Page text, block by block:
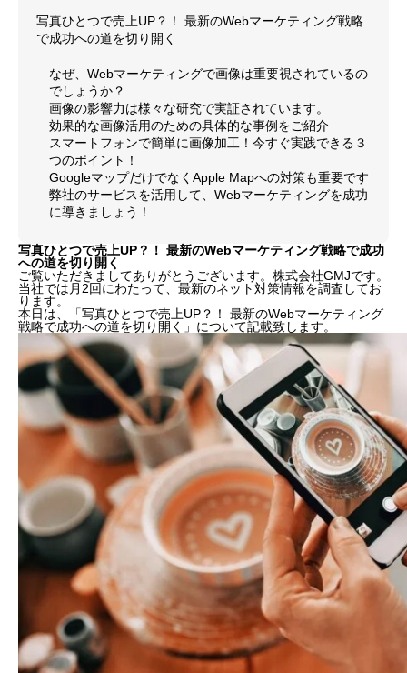
写真ひとつで売上UP？！ 最新のWebマーケティング戦略
で成功への道を切り開く
なぜ、Webマーケティングで画像は重要視されているの
でしょうか？
画像の影響力は様々な研究で実証されています。
効果的な画像活用のための具体的な事例をご紹介
スマートフォンで簡単に画像加工！今すぐ実践できる３
つのポイント！
GoogleマップだけでなくApple Mapへの対策も重要です
弊社のサービスを活用して、Webマーケティングを成功
に導きましょう！
写真ひとつで売上UP？！ 最新のWebマーケティング戦略で成功
への道を切り開く
ご覧いただきましてありがとうございます。株式会社GMJです。
当社では月2回にわたって、最新のネット対策情報を調査してお
ります。
本日は、「写真ひとつで売上UP？！ 最新のWebマーケティング
戦略で成功への道を切り開く」について記載致します。